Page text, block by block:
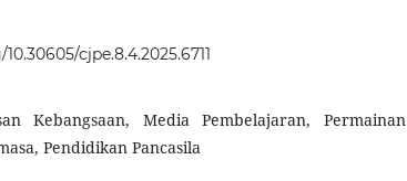
cjpe.8.4.2025.6711
Kebangsaan, Media Pembelajaran, Permainan
Pendidikan Pancasila